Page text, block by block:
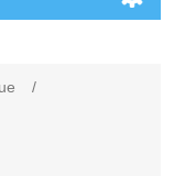
/